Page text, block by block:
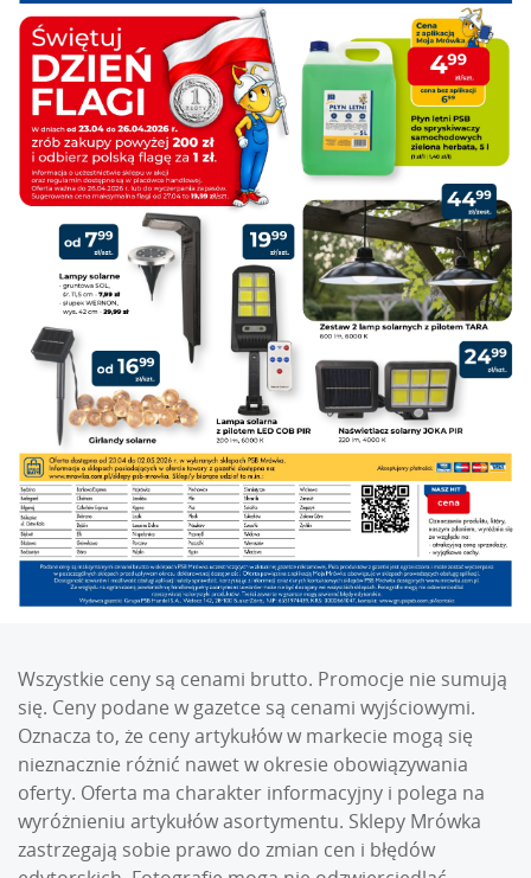
Wszystkie ceny są cenami brutto. Promocje nie sumują
się. Ceny podane w gazetce są cenami wyjściowymi.
Oznacza to, że ceny artykułów w markecie mogą się
nieznacznie różnić nawet w okresie obowiązywania
oferty. Oferta ma charakter informacyjny i polega na
wyróżnieniu artykułów asortymentu. Sklepy Mrówka
zastrzegają sobie prawo do zmian cen i błędów